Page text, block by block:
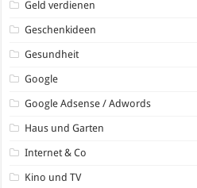
Geld verdienen
Geschenkideen
Gesundheit
Google
Google Adsense / Adwords
Haus und Garten
Internet & Co
Kino und TV